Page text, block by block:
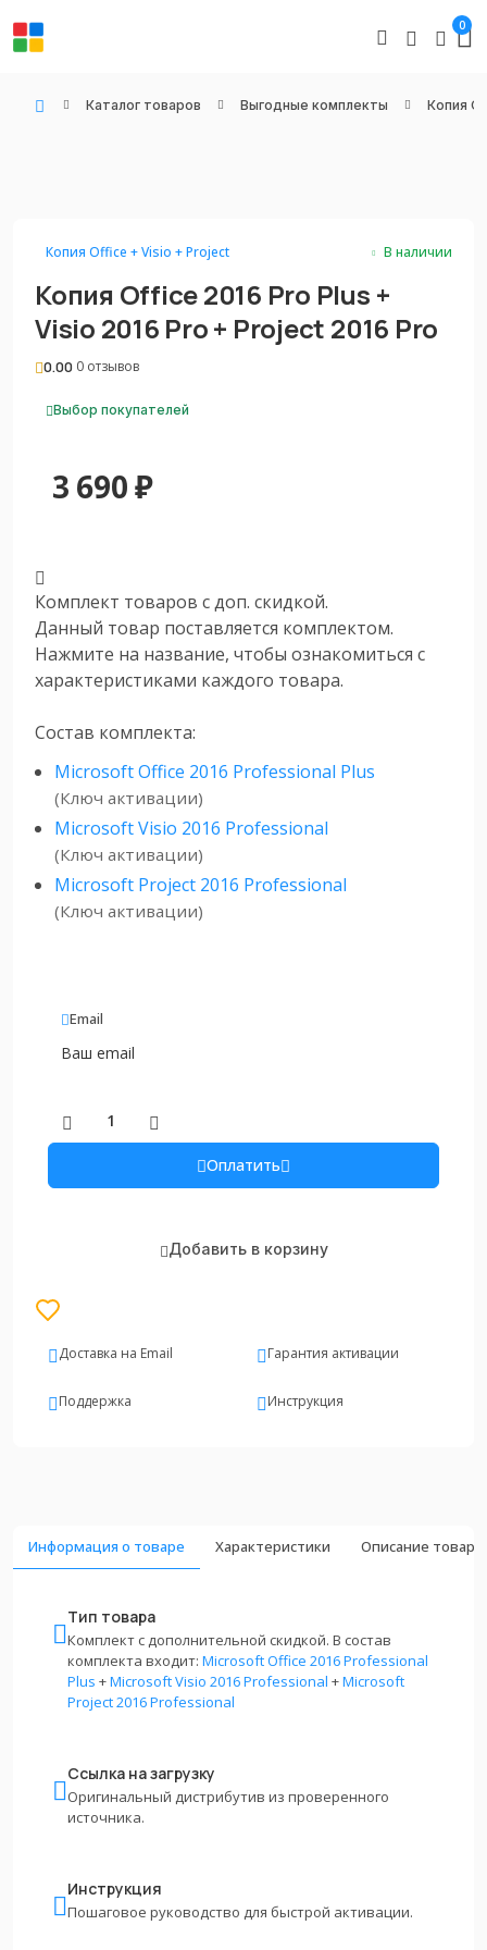
0
Каталог товаров Выгодные комплекты Копия
Копия Office + Visio + Project В наличии
Копия Office 2016 Pro Plus +
Visio 2016 Pro + Project 2016 Pro
0.00 0 отзывов
Выбор покупателей
3 690₽
Комплект товаров с доп. скидкой.
Данный товар поставляется комплектом.
Нажмите на название, чтобы ознакомиться с
характеристиками каждого товара.
Состав комплекта:
Microsoft Office 2016 Professional Plus
(Ключ активации)
Microsoft Visio 2016 Professional
(Ключ активации)
Microsoft Project 2016 Professional
(Ключ активации)
Email
Оплатить
Добавить в корзину
Доставка на Email Гарантия активации
Поддержка Инструкция
Информация о товаре Характеристики Описание товара
Тип товара
Комплект с дополнительной скидкой. В состав
комплекта входит: Microsoft Office 2016 Professional
Plus +Microsoft Visio 2016 Professional +Microsoft
Project 2016 Professional
Ссылка на загрузку
Оригинальный дистрибутив из проверенного
источника.
Инструкция
Пошаговое руководство для быстрой активации.